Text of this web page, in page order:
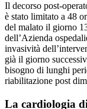
Il decorso post-
è stato limitato a 48
del malato il giorno
dell’Azienda
invasività
già il giorno
bisogno di lunghi
riabilitazione post
La cardiologia